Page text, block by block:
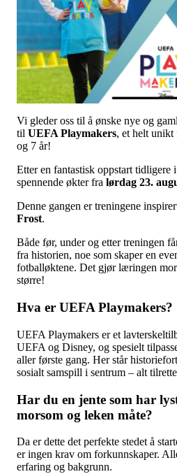
Vi gleder oss til å ønske nye og
til UEFA Playmakers, et helt
og 7 år!
Etter en fantastisk oppstart tidligere
spennende økter fra lørdag 23.
Denne gangen er treningene
Frost.
Både før, under og etter treningen
fra historien, noe som skaper en
fotballøktene. Det gjør læringen
større!
Hva er UEFA Playmakers?
UEFA Playmakers er et
UEFA og Disney, og spesielt
aller første gang. Her står
sosialt samspill i sentrum – alt
Har du en jente som har
morsom og leken måte?
Da er dette det perfekte stedet å
er ingen krav om forkunnskaper.
erfaring og bakgrunn.